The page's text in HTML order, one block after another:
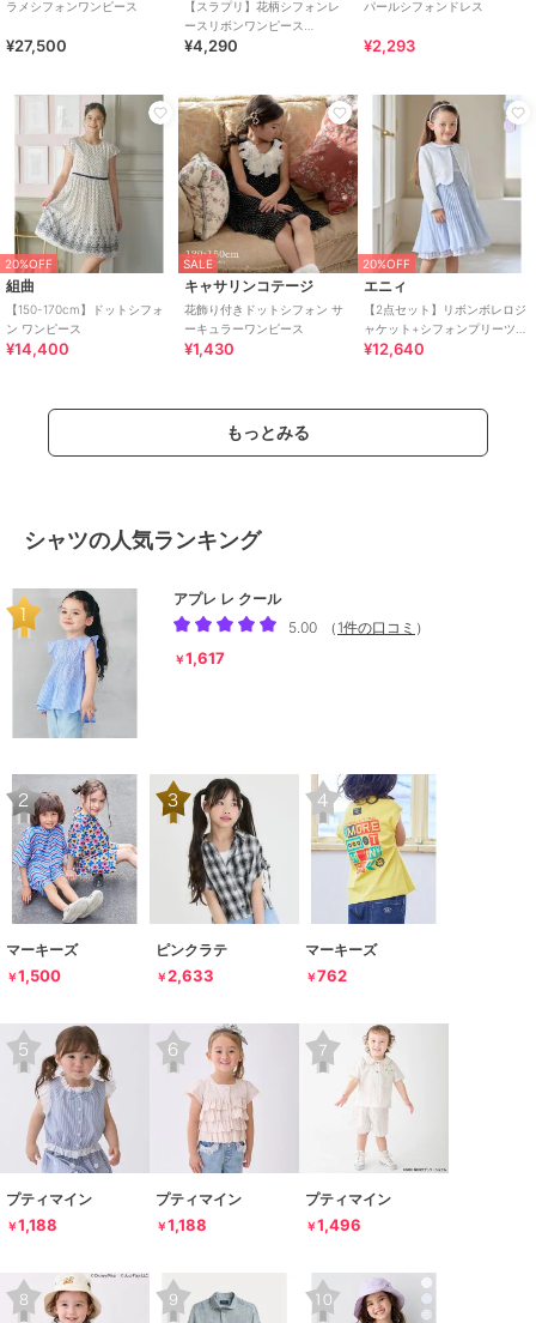
ラメシフォンワンピース
¥27,500
【スラプリ】花柄シフォンレ
ースリボンワンピース
(80~130cm)
¥4,290
パールシフォンドレス
¥2,293
20%OFF
組曲
【150-170cm】ドットシフォ
ン ワンピース
¥14,400
SALE
キャサリンコテージ
花飾り付きドットシフォン サ
ーキュラーワンピース
¥1,430
20%OFF
エニィ
【2点セット】リボンボレロジ
ャケット+シフォンプリーツ
ワンピース
¥12,640
もっとみる
シャツの人気ランキング
アプレ レ クール
5.00
（ 1件の口コミ ）
￥1,617
マーキーズ
￥1,500
ピンクラテ
￥2,633
マーキーズ
￥762
プティマイン
￥1,188
プティマイン
￥1,188
プティマイン
￥1,496